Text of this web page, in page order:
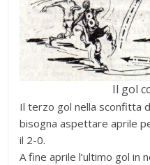
Il gol
Il terzo gol nella sconfitta
bisogna aspettare aprile
il 2-0.
A fine aprile l’ultimo gol in